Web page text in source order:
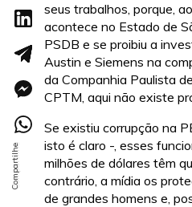
seus trabalhos, porque,
acontece no Estado de
PSDB e se proibiu a
Austin e Siemens na
da Companhia Paulista
CPTM, aqui não existe
Se existiu corrupção na
isto é claro -, esses
milhões de dólares têm
contrário, a mídia os
de grandes homens e,